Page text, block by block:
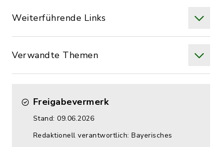
Weiterführende Links
Verwandte Themen
Freigabevermerk
Stand: 09.06.2026
Redaktionell verantwortlich: Bayerisches